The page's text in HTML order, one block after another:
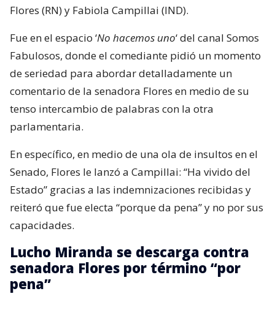
Flores (RN) y Fabiola Campillai (IND).
Fue en el espacio ‘No hacemos uno‘ del canal Somos
Fabulosos, donde el comediante pidió un momento
de seriedad para abordar detalladamente un
comentario de la senadora Flores en medio de su
tenso intercambio de palabras con la otra
parlamentaria.
En específico, en medio de una ola de insultos en el
Senado, Flores le lanzó a Campillai: “Ha vivido del
Estado” gracias a las indemnizaciones recibidas y
reiteró que fue electa “porque da pena” y no por sus
capacidades.
Lucho Miranda se descarga contra
senadora Flores por término “por
pena”